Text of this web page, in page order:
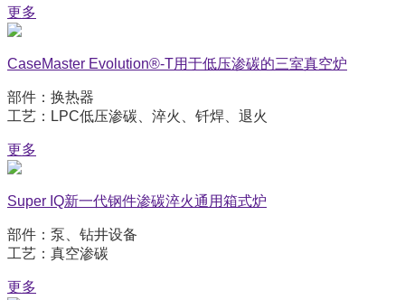
更多
CaseMaster Evolution®-T用于低压渗碳的三室真空炉
部件：换热器
工艺：LPC低压渗碳、淬火、钎焊、退火
更多
Super IQ新一代钢件渗碳淬火通用箱式炉
部件：泵、钻井设备
工艺：真空渗碳
更多